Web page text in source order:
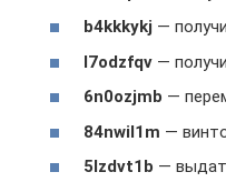
b4kkkykj —
l7odzfqv —
6n0ozjmb —
84nwil1m —
5lzdvt1b —